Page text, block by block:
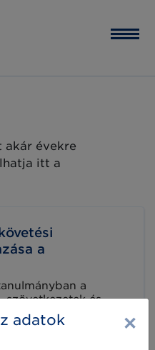
akár évekre
itt a
a
a
szövetkezetek és
vállalkozások
teremteni,
a
adatok
×